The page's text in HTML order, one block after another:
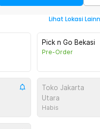
Lihat Lokasi
Pick n Go Bekasi
Pre-Order
Toko Jakarta
Utara
Habis